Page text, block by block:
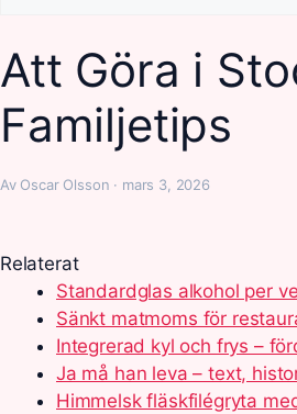
Att Göra i
Familjetips
Av Oscar Olsson · mars 3, 2026
Relaterat
Standardglas alkohol per
Sänkt matmoms för
Integrerad kyl och frys –
Ja må han leva – text,
Himmelsk fläskfilégryta